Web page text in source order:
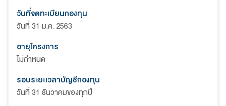
วันที่จดทะเบียนกองทุน
วันที่ 31 ม.ค. 2563
อายุโครงการ
ไม่กำหนด
รอบระยะเวลาบัญชีกองทุน
วันที่ 31 ธันวาคมของทุกปี